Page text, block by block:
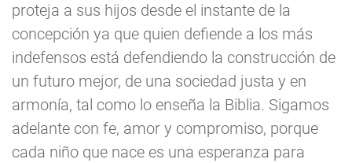
proteja a sus hijos desde el instante de la
concepción ya que quien defiende a los más
indefensos está defendiendo la construcción de
un futuro mejor, de una sociedad justa y en
armonía, tal como lo enseña la Biblia. Sigamos
adelante con fe, amor y compromiso, porque
cada niño que nace es una esperanza para